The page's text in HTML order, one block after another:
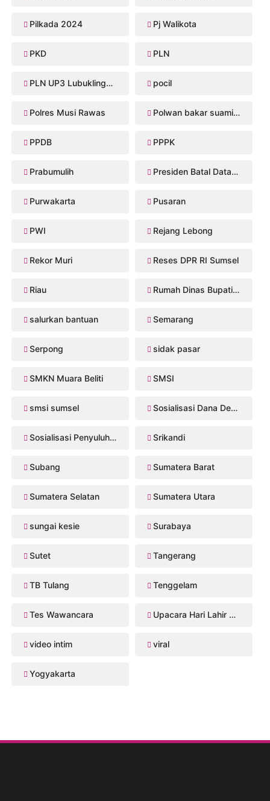
Pilkada 2024 Pj Walikota
PKD PLN
PLN UP3 Lubuklinggau pocil
Polres Musi Rawas Polwan bakar suaminya
PPDB PPPK
Prabumulih Presiden Batal Datang
Purwakarta Pusaran
PWI Rejang Lebong
Rekor Muri Reses DPR RI Sumsel
Riau Rumah Dinas Bupati Musi Rawas
salurkan bantuan Semarang
Serpong sidak pasar
SMKN Muara Beliti SMSI
smsi sumsel Sosialisasi Dana Desa 2026
Sosialisasi Penyuluhan Hukum Srikandi
Subang Sumatera Barat
Sumatera Selatan Sumatera Utara
sungai kesie Surabaya
Sutet Tangerang
TB Tulang Tenggelam
Tes Wawancara Upacara Hari Lahir Pancasila
video intim viral
Yogyakarta